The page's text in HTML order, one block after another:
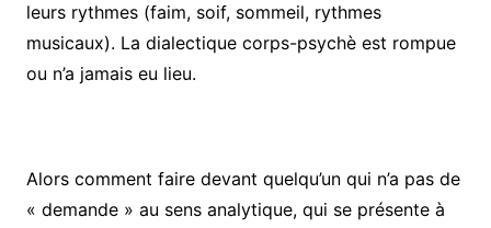
leurs rythmes (faim, soif, sommeil, rythmes
musicaux). La dialectique corps-psychè est rompue
ou n’a jamais eu lieu.
Alors comment faire devant quelqu’un qui n’a pas de
« demande » au sens analytique, qui se présente à